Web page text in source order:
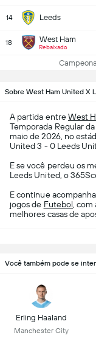
14 Leeds
18 West Ham
Rebaixado
Sobre West Ham United X
A partida entreWest
Temporada Regular
maio de 2026, no
United 3 - 0 Leeds
E se você perdeu os
Leeds United, o
E continue
jogos de Futebol ,
melhores casas de
Você também pode se
Erling Haaland
Manchester City